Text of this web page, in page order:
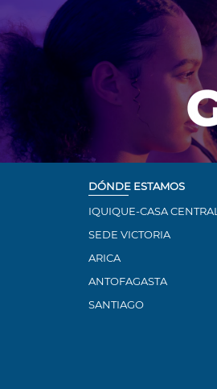
DÓNDE ESTAMOS
IQUIQUE-CASA CENTRAL
SEDE VICTORIA
ARICA
ANTOFAGASTA
SANTIAGO